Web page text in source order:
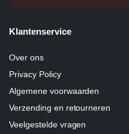
Klantenservice
Over ons
Privacy Policy
Algemene voorwaarden
Verzending en retourneren
Veelgestelde vragen